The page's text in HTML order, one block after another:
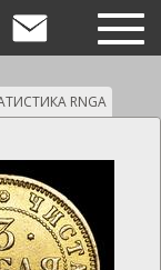
RNGA